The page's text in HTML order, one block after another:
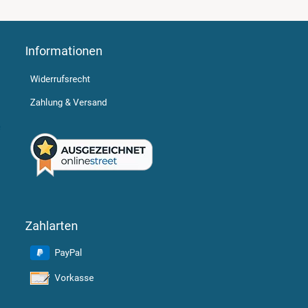
Informationen
Widerrufsrecht
Zahlung & Versand
Zahlarten
PayPal
Vorkasse